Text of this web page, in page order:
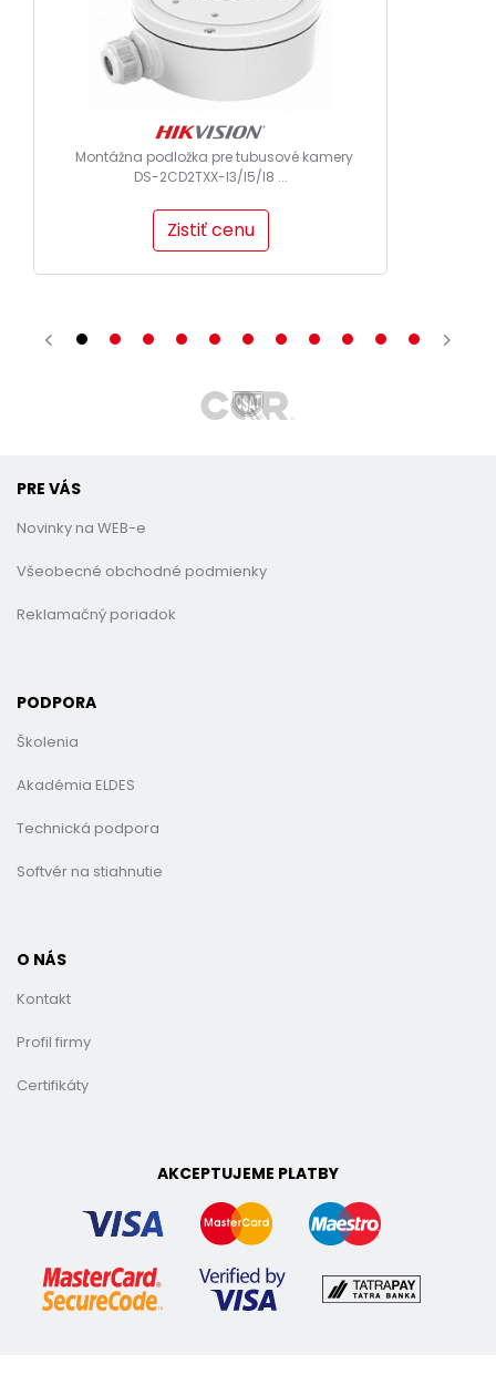
Montážna podložka pre tubusové kamery
DS-2CD2TXX-I3/I5/I8 ...
Zistiť cenu
PRE VÁS
Novinky na WEB-e
Všeobecné obchodné podmienky
Reklamačný poriadok
PODPORA
Školenia
Akadémia ELDES
Technická podpora
Softvér na stiahnutie
O NÁS
Kontakt
Profil firmy
Certifikáty
AKCEPTUJEME PLATBY